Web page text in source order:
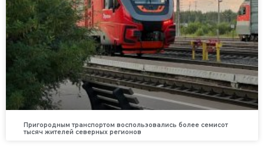
Пригородным транспортом воспользовались более семисот
тысяч жителей северных регионов